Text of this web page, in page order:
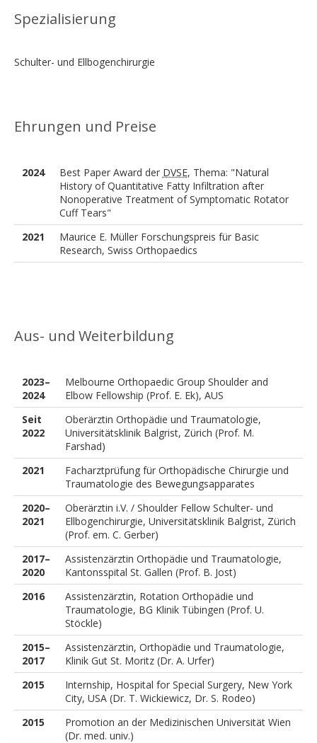
Spezialisierung
Schulter- und Ellbogenchirurgie
Ehrungen und Preise
2024 Best Paper Award der DVSE, Thema: "Natural
History of Quantitative Fatty Infiltration after
Nonoperative Treatment of Symptomatic Rotator
Cuff Tears"
2021
Maurice E. Müller Forschungspreis für Basic
Research, Swiss Orthopaedics
Aus- und Weiterbildung
2023–
2024
Melbourne Orthopaedic Group Shoulder and
Elbow Fellowship (Prof. E. Ek), AUS
Seit
2022
Oberärztin Orthopädie und Traumatologie,
Universitätsklinik Balgrist, Zürich (Prof. M.
Farshad)
2021
Facharztprüfung für Orthopädische Chirurgie und
Traumatologie des Bewegungsapparates
2020–
2021
Oberärztin i.V. / Shoulder Fellow Schulter- und
Ellbogenchirurgie, Universitätsklinik Balgrist, Zürich
(Prof. em. C. Gerber)
2017–
2020
Assistenzärztin Orthopädie und Traumatologie,
Kantonsspital St. Gallen (Prof. B. Jost)
2016
Assistenzärztin, Rotation Orthopädie und
Traumatologie, BG Klinik Tübingen (Prof. U.
Stöckle)
2015–
2017
Assistenzärztin, Orthopädie und Traumatologie,
Klinik Gut St. Moritz (Dr. A. Urfer)
2015
Internship, Hospital for Special Surgery, New York
City, USA (Dr. T. Wickiewicz, Dr. S. Rodeo)
2015
Promotion an der Medizinischen Universität Wien
(Dr. med. univ.)